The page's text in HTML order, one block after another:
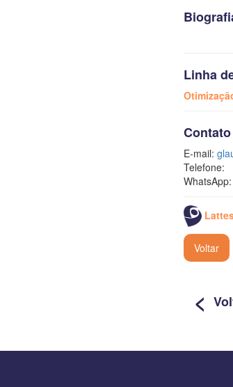
Linha
Contato
E-mail:
Telefone:
WhatsApp:
Voltar
<